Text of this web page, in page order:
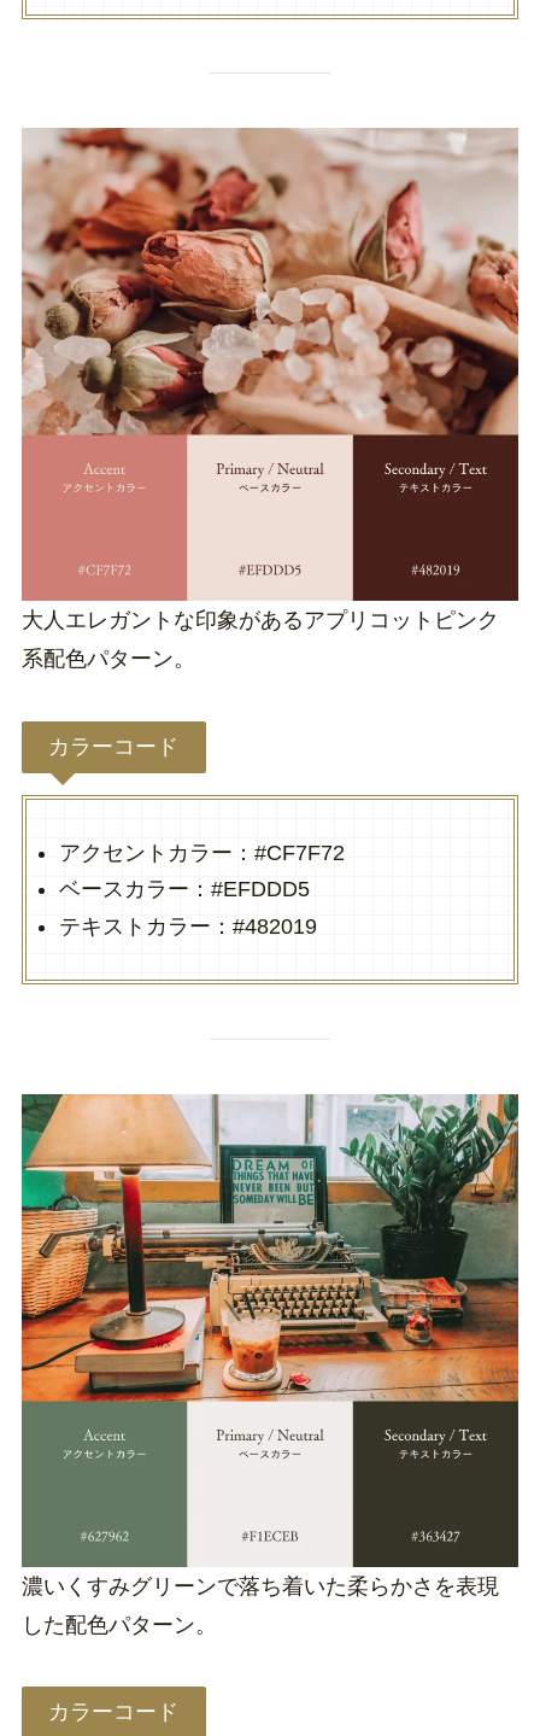
大人エレガントな印象があるアプリコットピンク
系配色パターン。
カラーコード
アクセントカラー：#CF7F72
ベースカラー：#EFDDD5
テキストカラー：#482019
濃いくすみグリーンで落ち着いた柔らかさを表現
した配色パターン。
カラーコード